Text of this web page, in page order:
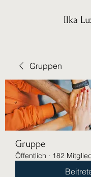
Ilka
Gruppen
Gruppe
Öffentlich · 182